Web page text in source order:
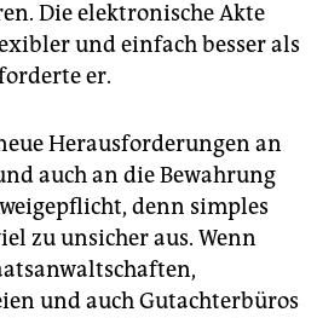
Die elektronische Akte
und einfach besser als
er.
Herausforderungen an
auch an die Bewahrung
denn simples
zu unsicher aus. Wenn
und auch Gutachterbüros